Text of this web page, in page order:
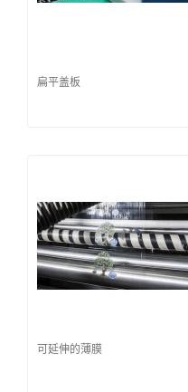
扁平盖板
可延伸的薄膜